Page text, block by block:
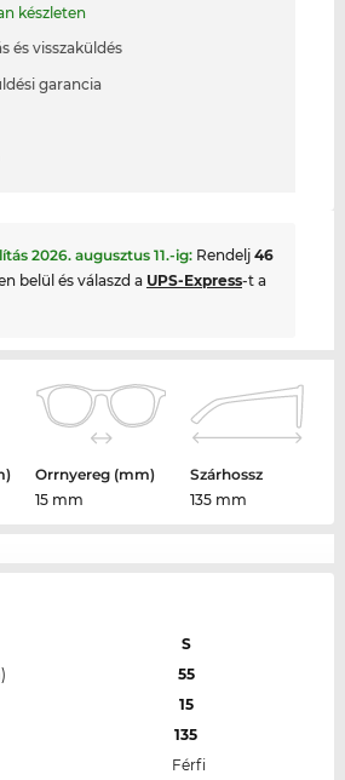
készleten
és visszaküldés
garancia
2026. augusztus 11.-ig: Rendelj 46
belül és válaszd a UPS-Express-t a
Orrnyereg (mm)
15 mm
Szárhossz
135 mm
S
55
15
135
Férfi